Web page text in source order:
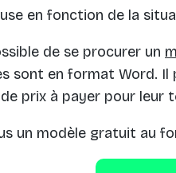
en fonction de la
de se procurer un
sont en format Word.
de prix à payer pour
un modèle gratuit au